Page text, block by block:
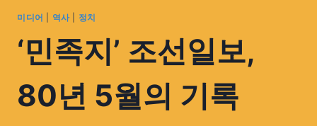
미디어 역사| 정치
‘민족지’ 조선일보,
80년 5월의 기록